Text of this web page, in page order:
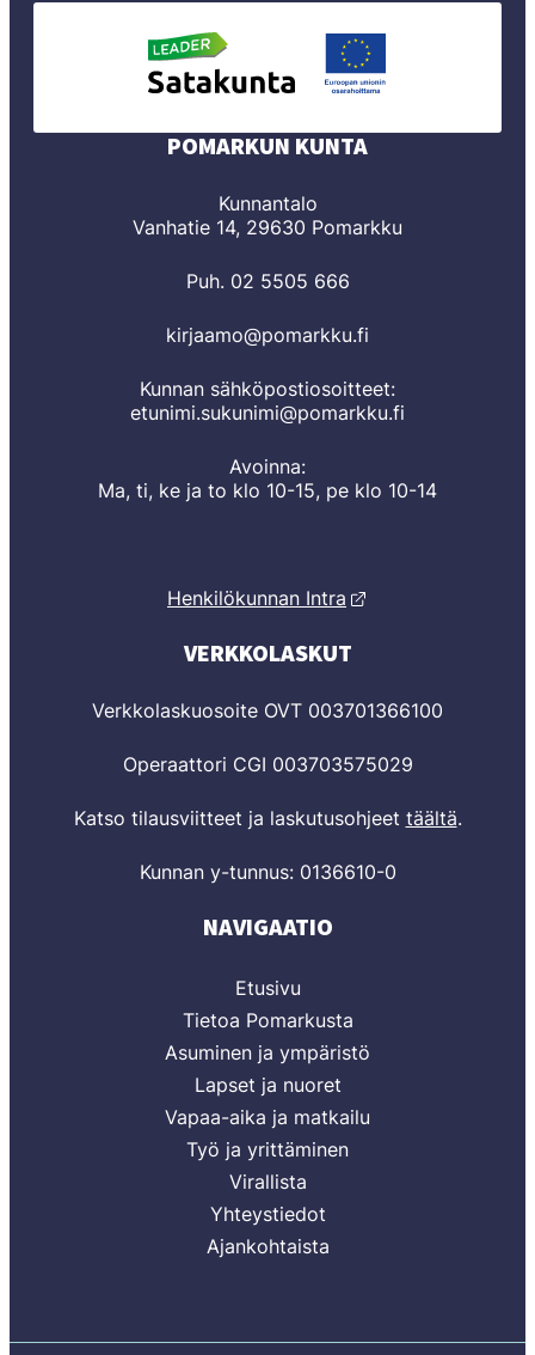
POMARKUN KUNTA
Kunnantalo
Vanhatie 14, 29630 Pomarkku
Puh. 02 5505 666
kirjaamo@pomarkku.fi
Kunnan sähköpostiosoitteet:
etunimi.sukunimi@pomarkku.fi
Avoinna:
Ma, ti, ke ja to klo 10-15, pe klo 10-14
Henkilökunnan Intra
VERKKOLASKUT
Verkkolaskuosoite OVT 003701366100
Operaattori CGI 003703575029
Katso tilausviitteet ja laskutusohjeet täältä.
Kunnan y-tunnus: 0136610-0
NAVIGAATIO
Etusivu
Tietoa Pomarkusta
Asuminen ja ympäristö
Lapset ja nuoret
Vapaa-aika ja matkailu
Työ ja yrittäminen
Virallista
Yhteystiedot
Ajankohtaista